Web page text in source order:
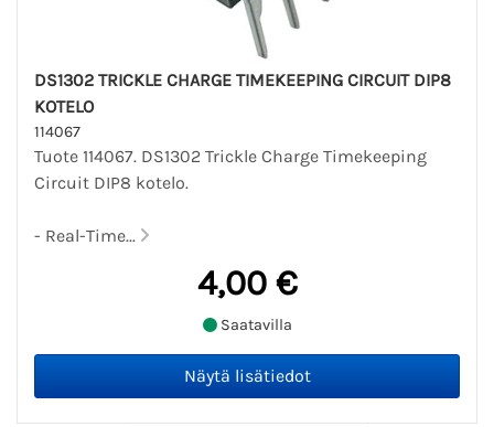
DS1302 TRICKLE CHARGE TIMEKEEPING CIRCUIT DIP8
KOTELO
114067
Tuote 114067. DS1302 Trickle Charge Timekeeping
Circuit DIP8 kotelo.
- Real-Time...
4,00 €
Saatavilla